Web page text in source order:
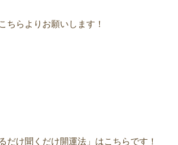
らよりお願いします！
け聞くだけ開運法」はこちらです！